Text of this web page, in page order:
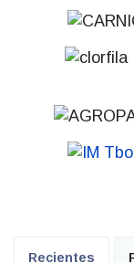
Recientes